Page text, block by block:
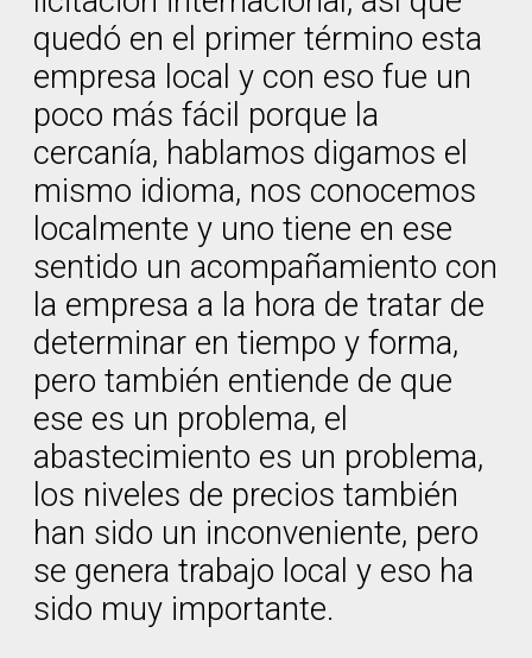
quedó en el primer término esta
empresa local y con eso fue un
poco más fácil porque la
cercanía, hablamos digamos el
mismo idioma, nos conocemos
localmente y uno tiene en ese
sentido un acompañamiento con
la empresa a la hora de tratar de
determinar en tiempo y forma,
pero también entiende de que
ese es un problema, el
abastecimiento es un problema,
los niveles de precios también
han sido un inconveniente, pero
se genera trabajo local y eso ha
sido muy importante.